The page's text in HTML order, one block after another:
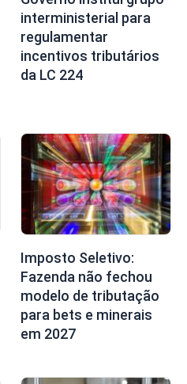
interministerial para
regulamentar
incentivos tributários
da LC 224
Imposto Seletivo:
Fazenda não fechou
modelo de tributação
para bets e minerais
em 2027